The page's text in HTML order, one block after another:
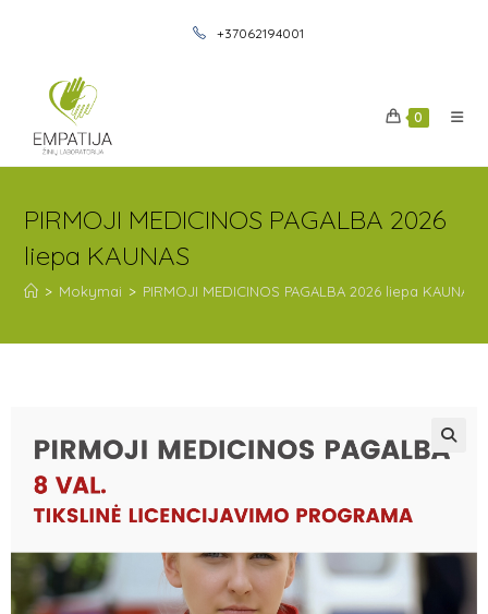
+37062194001
0
PIRMOJI MEDICINOS PAGALBA 2026
liepa KAUNAS
> Mokymai > PIRMOJI MEDICINOS PAGALBA 2026 liepa KAUNAS